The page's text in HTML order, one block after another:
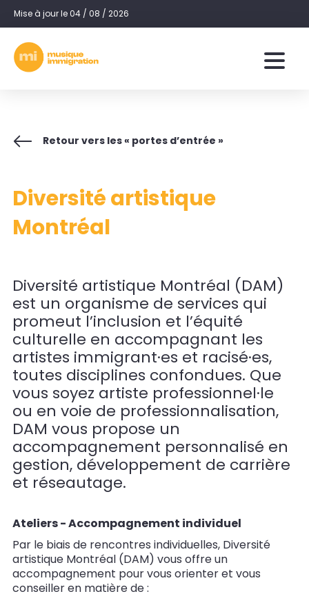
Mise à jour le 04 / 08 / 2026
Retour vers les « portes d’entrée »
Diversité artistique
Montréal
Diversité artistique Montréal (DAM)
est un organisme de services qui
promeut l’inclusion et l’équité
culturelle en accompagnant les
artistes immigrant·es et racisé·es,
toutes disciplines confondues. Que
vous soyez artiste professionnel·le
ou en voie de professionnalisation,
DAM vous propose un
accompagnement personnalisé en
gestion, développement de carrière
et réseautage.
Ateliers - Accompagnement individuel
Par le biais de rencontres individuelles, Diversité
artistique Montréal (DAM) vous offre un
accompagnement pour vous orienter et vous
conseiller en matière de :